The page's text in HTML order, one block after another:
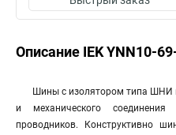
Описание IEK YNN10-
Шины с изолятором типа ШНИ
и механического
проводников. Конструктивно